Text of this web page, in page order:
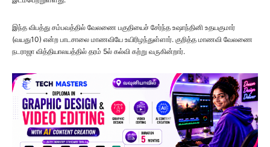
இந்த விபத்து சம்பவத்தில் வேலணை பகுதியைச் சேர்ந்த உஷாந்தினி உதயகுமார்
(வயது10) என்ற பாடசாலை மாணவியே உயிரிழந்துள்ளார். குறித்த மாணவி வேலணை
நடராஜா வித்தியாலயத்தில் தரம் 5ல் கல்வி கற்று வருகின்றார்.